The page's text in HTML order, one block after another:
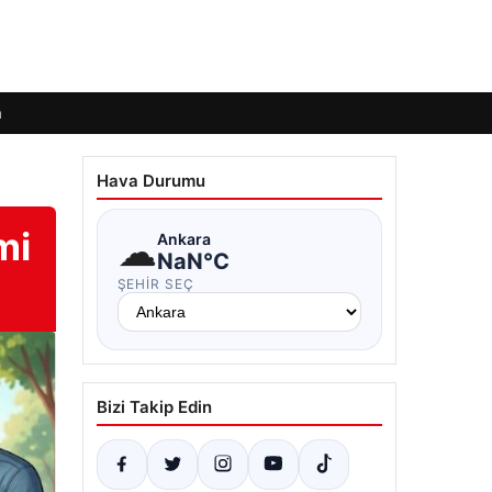
Hava Durumu
☁Ankara
NaN°C
ŞEHIR SEÇ
Bizi Takip Edin